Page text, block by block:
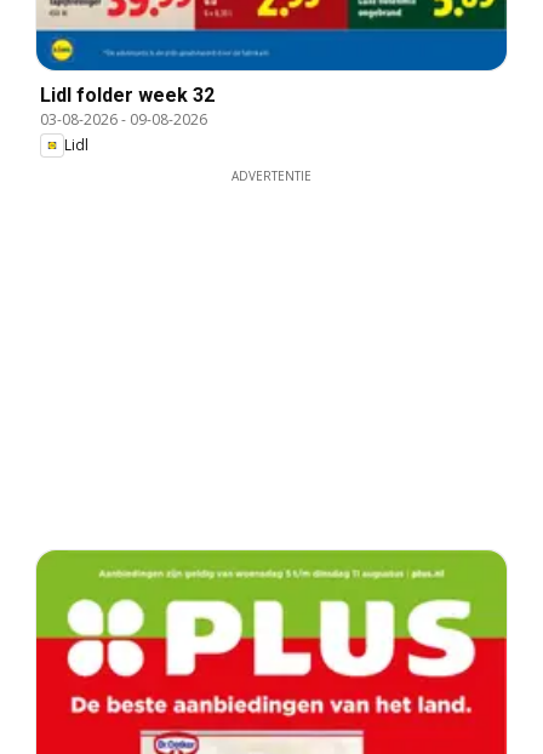
Lidl folder week 32
03-08-2026- 09-08-2026
Lidl
ADVERTENTIE